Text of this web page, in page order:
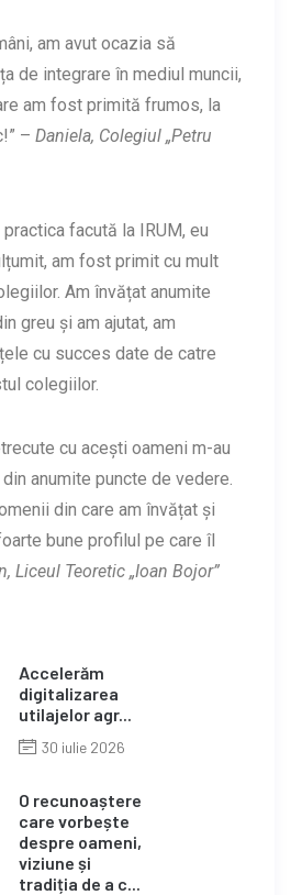
am avut ocazia să
de integrare în mediul muncii,
am fost primită frumos, la
– Daniela, Colegiul „Petru
facută la IRUM, eu
am fost primit cu mult
Am învățat anumite
greu și am ajutat, am
cu succes date de catre
colegiilor.
cu acești oameni m-au
anumite puncte de vedere.
din care am învățat și
bune profilul pe care îl
Liceul Teoretic „Ioan Bojor”
Accelerăm
digitalizarea
utilajelor agr...
30 iulie 2026
O recunoaștere
care vorbește
despre oameni,
viziune și
tradiția de a c...